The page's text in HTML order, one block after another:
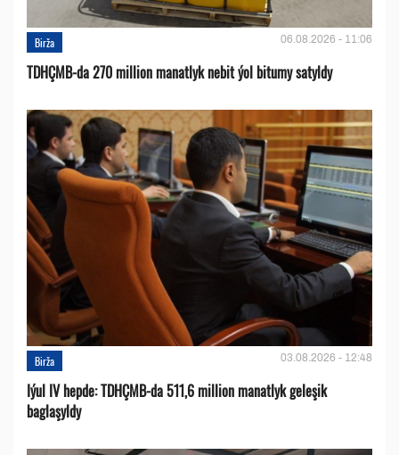
Birža 06.08.2026 - 11:06
TDHÇMB-da 270 million manatlyk nebit ýol bitumy satyldy
Birža 03.08.2026 - 12:48
Iýul IV hepde: TDHÇMB-da 511,6 million manatlyk geleşik
baglaşyldy